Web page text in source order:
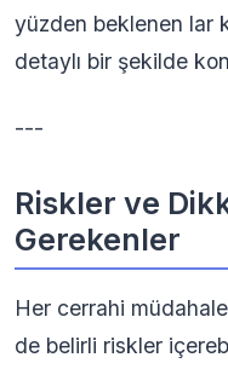
yüzden beklenen lar
detaylı bir şekilde
---
Riskler ve
Gerekenler
Her cerrahi
de belirli riskler